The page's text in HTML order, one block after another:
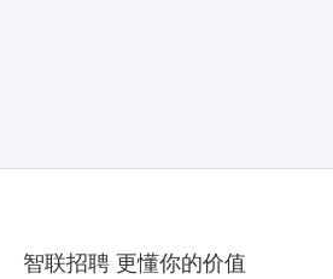
智联招聘 更懂你的价值